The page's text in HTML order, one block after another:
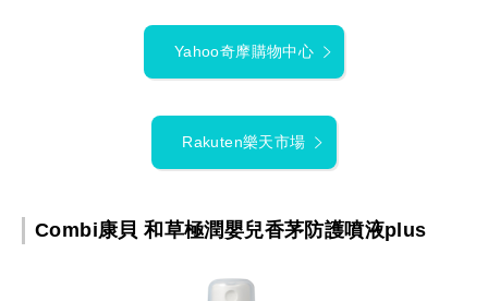
Yahoo奇摩購物中心
Rakuten樂天市場
Combi康貝 和草極潤嬰兒香茅防護噴液plus